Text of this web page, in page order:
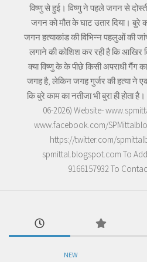
विष्णु से हुई। विष्णु ने पहले जगन से
जगन को मौत के घाट उतार दिया। बुरे
जगन हत्याकांड की विभिन्न पहलुओं की
लगाने की कोशिश कर रही है कि आखिर
क्या विष्णु के के पीछे किसी अपराधी गैंग
जगह है, लेकिन जगह गुर्जर की हत्या ने एक
कि बुरे काम का नतीजा भी बुरा ही होता
06-2026) Website-
www.facebook.com/
https://twitter.com/
spmittal.blogspot.com To
9166157932 To
NEW